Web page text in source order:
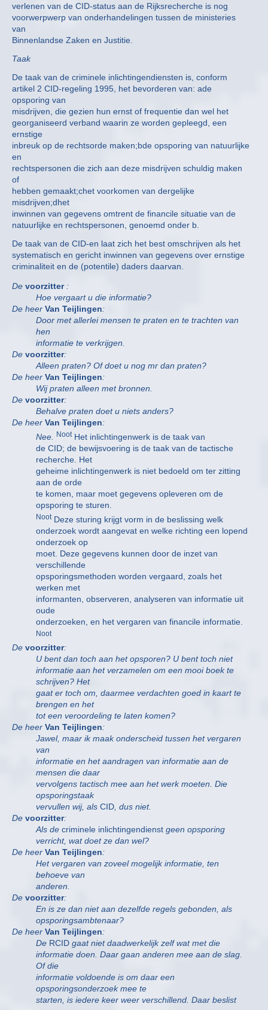
verlenen van de CID-status aan de Rijksrecherche is nog
voorwerpwerp van onderhandelingen tussen de ministeries
van
Binnenlandse Zaken en Justitie.
Taak
De taak van de criminele inlichtingendiensten is, conform
artikel 2 CID-regeling 1995, het bevorderen van: ade
opsporing van
misdrijven, die gezien hun ernst of frequentie dan wel het
georganiseerd verband waarin ze worden gepleegd, een
ernstige
inbreuk op de rechtsorde maken;bde opsporing van natuurlijke
en
rechtspersonen die zich aan deze misdrijven schuldig maken
of
hebben gemaakt;chet voorkomen van dergelijke
misdrijven;dhet
inwinnen van gegevens omtrent de financile situatie van de
natuurlijke en rechtspersonen, genoemd onder b.
De taak van de CID-en laat zich het best omschrijven als het
systematisch en gericht inwinnen van gegevens over ernstige
criminaliteit en de (potentile) daders daarvan.
De voorzitter :
Hoe vergaart u die informatie?
De heer Van Teijlingen:
Door met allerlei mensen te praten en te trachten van
hen
informatie te verkrijgen.
De voorzitter:
Alleen praten? Of doet u nog mr dan praten?
De heer Van Teijlingen:
Wij praten alleen met bronnen.
De voorzitter:
Behalve praten doet u niets anders?
De heer Van Teijlingen:
Nee.
NootHet inlichtingenwerk is de taak van
de CID; de bewijsvoering is de taak van de tactische
recherche. Het
geheime inlichtingenwerk is niet bedoeld om ter zitting
aan de orde
te komen, maar moet gegevens opleveren om de
opsporing te sturen.
NootDeze sturing krijgt vorm in de beslissing welk
onderzoek wordt aangevat en welke richting een lopend
onderzoek op
moet. Deze gegevens kunnen door de inzet van
verschillende
opsporingsmethoden worden vergaard, zoals het
werken met
informanten, observeren, analyseren van informatie uit
oude
onderzoeken, en het vergaren van financile informatie.
Noot
De voorzitter:
U bent dan toch aan het opsporen? U bent toch niet
informatie aan het verzamelen om een mooi boek te
schrijven? Het
gaat er toch om, daarmee verdachten goed in kaart te
brengen en het
tot een veroordeling te laten komen?
De heer Van Teijlingen:
Jawel, maar ik maak onderscheid tussen het vergaren
van
informatie en het aandragen van informatie aan de
mensen die daar
vervolgens tactisch mee aan het werk moeten. Die
opsporingstaak
vervullen wij, als CID , dus niet.
De voorzitter:
Als de criminele inlichtingendienst geen opsporing
verricht, wat doet ze dan wel?
De heer Van Teijlingen:
Het vergaren van zoveel mogelijk informatie, ten
behoeve van
anderen.
De voorzitter:
En is ze dan niet aan dezelfde regels gebonden, als
opsporingsambtenaar?
De heer Van Teijlingen:
De RCID gaat niet daadwerkelijk zelf wat met die
informatie doen. Daar gaan anderen mee aan de slag.
Of die
informatie voldoende is om daar een
opsporingsonderzoek mee te
starten, is iedere keer weer verschillend. Daar beslist